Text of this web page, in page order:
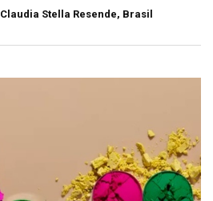
Stella Resende, Brasil